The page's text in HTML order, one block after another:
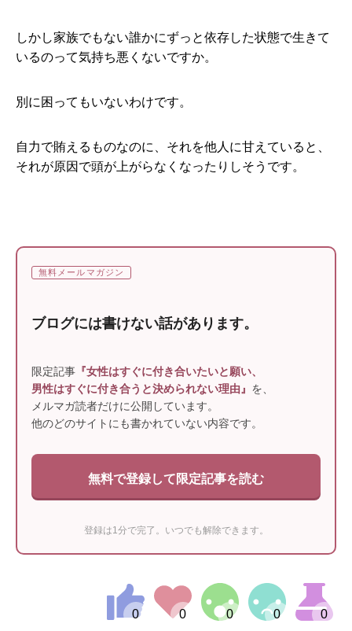
しかし家族でもない誰かにずっと依存した状態で生きて
いるのって気持ち悪くないですか。
別に困ってもいないわけです。
自力で賄えるものなのに、それを他人に甘えていると、
それが原因で頭が上がらなくなったりしそうです。
無料メールマガジン
ブログには書けない話があります。
限定記事 『女性はすぐに付き合いたいと願い、
男性はすぐに付き合うと決められない理由』 を、
メルマガ読者だけに公開しています。
他のどのサイトにも書かれていない内容です。
無料で登録して限定記事を読む
登録は1分で完了。いつでも解除できます。